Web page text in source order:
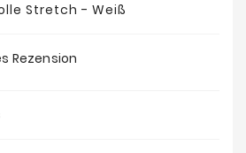
Stretch - Weiß
Rezension